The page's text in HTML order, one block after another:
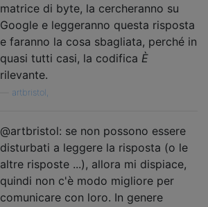
matrice di byte, la cercheranno su
Google e leggeranno questa risposta
e faranno la cosa sbagliata, perché in
quasi tutti casi, la codifica È
rilevante.
artbristol,
@artbristol: se non possono essere
disturbati a leggere la risposta (o le
altre risposte ...), allora mi dispiace,
quindi non c'è modo migliore per
comunicare con loro. In genere